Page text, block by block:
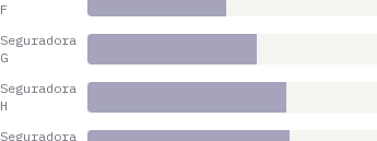
F
Seguradora
G
Seguradora
H
Seguradora